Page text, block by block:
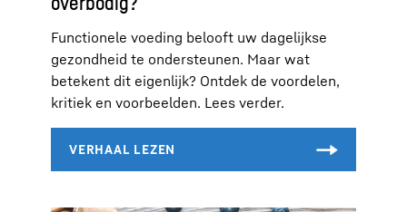
Functionele voeding belooft uw dagelijkse
gezondheid te ondersteunen. Maar wat
betekent dit eigenlijk? Ontdek de voordelen,
kritiek en voorbeelden. Lees verder.